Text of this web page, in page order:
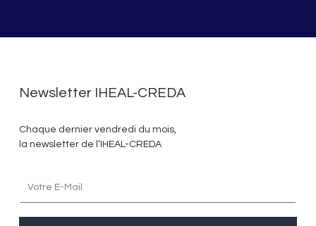
Newsletter IHEAL-CREDA
Chaque dernier vendredi du mois,
la newsletter de l’IHEAL-CREDA